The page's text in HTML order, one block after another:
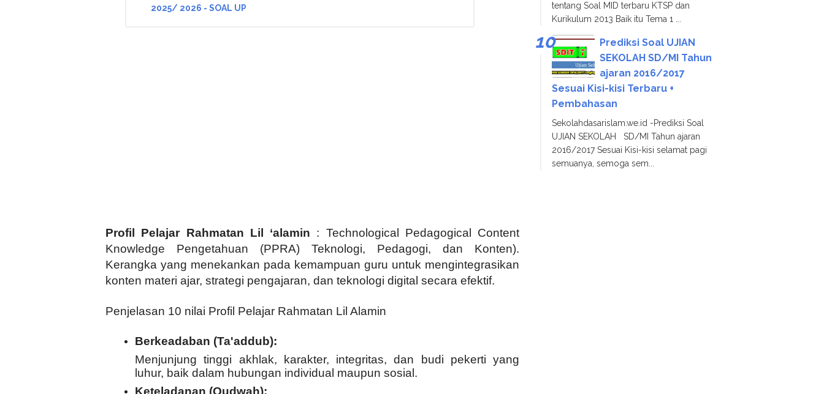
2025/ 2026 - SOAL UP
Profil Pelajar Rahmatan Lil ‘alamin : Technological Pedagogical Content
Knowledge Pengetahuan (PPRA) Teknologi, Pedagogi, dan Konten).
Kerangka yang menekankan pada kemampuan guru untuk mengintegrasikan
konten materi ajar, strategi pengajaran, dan teknologi digital secara efektif.
Penjelasan 10 nilai Profil Pelajar Rahmatan Lil Alamin
Berkeadaban (Ta'addub):
Menjunjung tinggi akhlak, karakter, integritas, dan budi pekerti yang
luhur, baik dalam hubungan individual maupun sosial.
Keteladanan (Qudwah):
tentang Soal MID terbaru KTSP dan
Kurikulum 2013 Baik itu Tema 1 ...
Prediksi Soal UJIAN
SEKOLAH SD/MI Tahun
ajaran 2016/2017
Sesuai Kisi-kisi Terbaru +
Pembahasan
Sekolahdasarislam.we.id -Prediksi Soal
UJIAN SEKOLAH SD/MI Tahun ajaran
2016/2017 Sesuai Kisi-kisi selamat pagi
semuanya, semoga sem...